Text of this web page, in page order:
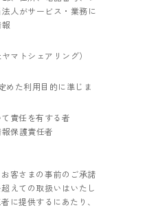
人がサービス・業務に
マトシェアリング）
めた利用目的に準じま
責任を有する者
保護責任者
客さまの事前のご承諾
えての取扱いはいたし
に提供するにあたり、